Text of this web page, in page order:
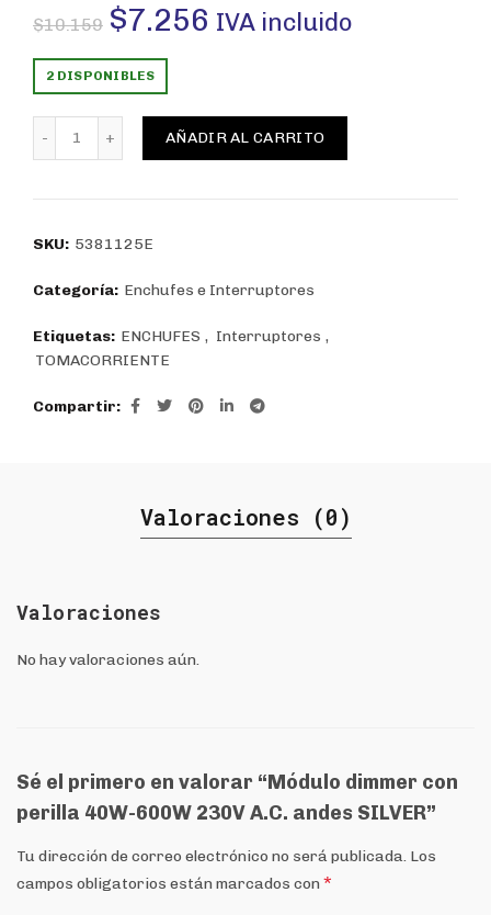
$10.159 El
precio
original
era:
$7.256 El
actual
es:
IVA incluido
2 DISPONIBLES
Módulo dimmer con perilla 40W-600W 230V A.C. andes
AÑADIR AL CARRITO
SKU: 5381125E
Categoría: Enchufes e Interruptores
Etiquetas: ENCHUFES , Interruptores ,
TOMACORRIENTE
Compartir
Valoraciones (0)
Valoraciones
No hay valoraciones aún.
Sé el primero en valorar “Módulo dimmer con
perilla 40W-600W 230V A.C. andes SILVER”
Tu dirección de correo electrónico no será publicada. Los
campos obligatorios están marcados con *